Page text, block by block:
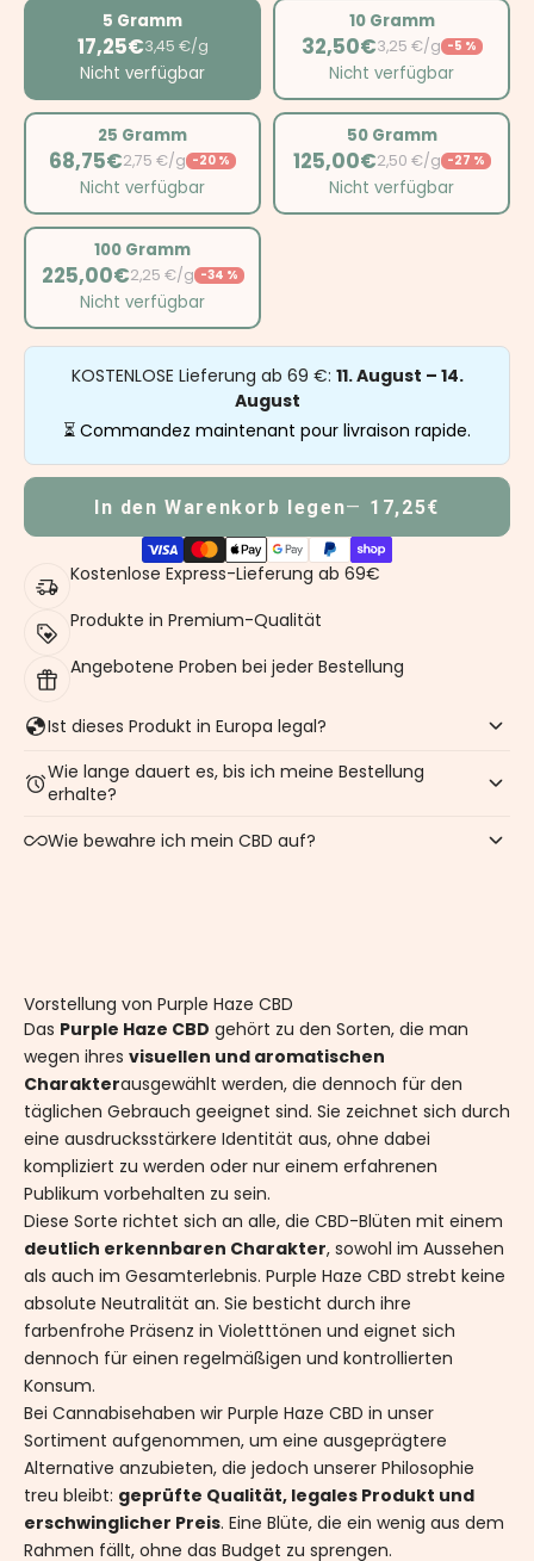
5 Gramm
17,25€3,45 €/g
Nicht verfügbar
10 Gramm
32,50€3,25 €/g -5 %
Nicht verfügbar
25 Gramm
68,75€2,75 €/g -20 %
Nicht verfügbar
50 Gramm
125,00€2,50 €/g -27 %
Nicht verfügbar
100 Gramm
225,00€2,25 €/g -34 %
Nicht verfügbar
KOSTENLOSE Lieferung ab 69 €: 11. August – 14.
August
⏳ Commandez maintenant pour livraison rapide.
In den Warenkorb legen 17,25€
Kostenlose Express-Lieferung ab 69€
Produkte in Premium-Qualität
Angebotene Proben bei jeder Bestellung
Ist dieses Produkt in Europa legal?
Wie lange dauert es, bis ich meine Bestellung
erhalte?
Wie bewahre ich mein CBD auf?
Vorstellung von Purple Haze CBD
Das Purple Haze CBD gehört zu den Sorten, die man
wegen ihres visuellen und aromatischen
Charakterausgewählt werden, die dennoch für den
täglichen Gebrauch geeignet sind. Sie zeichnet sich durch
eine ausdrucksstärkere Identität aus, ohne dabei
kompliziert zu werden oder nur einem erfahrenen
Publikum vorbehalten zu sein.
Diese Sorte richtet sich an alle, die CBD-Blüten mit einem
deutlich erkennbaren Charakter, sowohl im Aussehen
als auch im Gesamterlebnis. Purple Haze CBD strebt keine
absolute Neutralität an. Sie besticht durch ihre
farbenfrohe Präsenz in Violetttönen und eignet sich
dennoch für einen regelmäßigen und kontrollierten
Konsum.
Bei Cannabisehaben wir Purple Haze CBD in unser
Sortiment aufgenommen, um eine ausgeprägtere
Alternative anzubieten, die jedoch unserer Philosophie
treu bleibt: geprüfte Qualität, legales Produkt und
erschwinglicher Preis. Eine Blüte, die ein wenig aus dem
Rahmen fällt, ohne das Budget zu sprengen.